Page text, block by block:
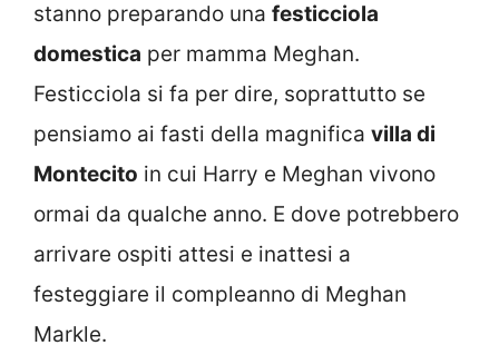
stanno preparando una festicciola
domestica per mamma Meghan.
Festicciola si fa per dire, soprattutto se
pensiamo ai fasti della magnifica villa di
Montecito in cui Harry e Meghan vivono
ormai da qualche anno. E dove potrebbero
arrivare ospiti attesi e inattesi a
festeggiare il compleanno di Meghan
Markle.